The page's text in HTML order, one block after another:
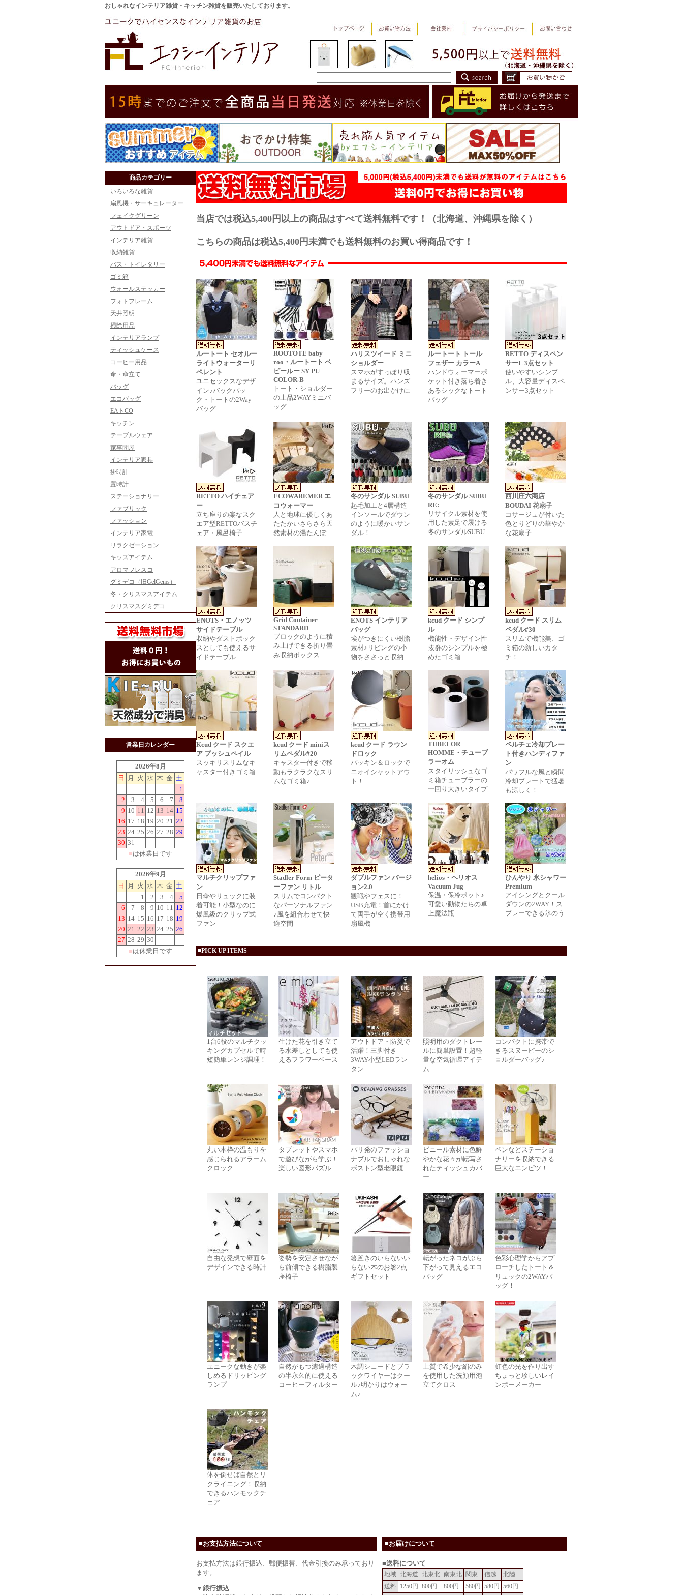
おしゃれなインテリア雑貨・キッチン雑貨を販売いたしております。
商品カテゴリー
いろいろな雑貨
扇風機・サーキュレーター
フェイクグリーン
アウトドア・スポーツ
インテリア雑貨
収納雑貨
バス・トイレタリー
ゴミ箱
ウォールステッカー
フォトフレーム
天井照明
掃除用品
インテリアランプ
ティッシュケース
コーヒー用品
傘・傘立て
バッグ
エコバッグ
EAトCO
キッチン
テーブルウェア
家事問屋
インテリア家具
掛時計
置時計
ステーショナリー
ファブリック
ファッション
インテリア家電
リラクゼーション
キッズアイテム
アロマフレスコ
グミデコ（旧GelGems）
冬・クリスマスアイテム
クリスマスグミデコ
営業日カレンダー
2026年8月
日
月 火 水 木 金 土
1
2
3 4 5 6 7
8
9 10 11 12 13 14 15
16 17 18 19 20 21 22
23 24 25 26 27 28 29
30 31
■は休業日です
2026年9月
日
月 火 水 木 金 土
1
2 3 4
5
6
7 8 9 10 11 12
13 14 15 16 17 18 19
20 21 22 23 24 25 26
27 28 29 30
■は休業日です
当店では税込5,400円以上の商品はすべて送料無料です！（北海道、沖縄県を除く）
こちらの商品は税込5,400円未満でも送料無料のお買い得商品です！
ルートート セオルー
ライトウォーターリ
ペレント
ユニセックスなデザ
イン♪バックパッ
ク・トートの2Way
バッグ
ROOTOTE baby
roo・ルートート ベ
ビールー SY PU
COLOR-B
トート・ショルダー
の上品2WAYミニバ
ッグ
ハリスツイード ミニ
ショルダー
スマホがすっぽり収
まるサイズ。ハンズ
フリーのお出かけに
ルートート トール
フェザー カラーA
ハンドウォーマーポ
ケット付き落ち着き
あるシックなトート
バッグ
RETTO ディスペン
サーL 3点セット
使いやすいシンプ
ル、大容量ディスペ
ンサー3点セット
RETTO ハイチェア
ー
立ち座りの楽なスク
エア型RETTOバスチ
ェア・風呂椅子
ECOWAREMER エ
コウォーマー
人と地球に優しくあ
たたかいさらさら天
然素材の湯たんぽ
冬のサンダル SUBU
起毛加工と4層構造
インソールでダウン
のように暖かいサン
ダル！
冬のサンダル SUBU
RE:
リサイクル素材を使
用した素足で履ける
冬のサンダルSUBU
西川庄六商店
BOUDAI 花扇子
コサージュが付いた
色とりどりの華やか
な花扇子
ENOTS・エノッツ
サイドテーブル
収納やダストボック
スとしても使えるサ
イドテーブル
Grid Container
STANDARD
ブロックのように積
み上げできる折り畳
み収納ボックス
ENOTS インテリア
バッグ
埃がつきにくい樹脂
素材♪リビングの小
物をささっと収納
kcud クード シンプ
ル
機能性・デザイン性
抜群のシンプルを極
めたゴミ箱
kcud クード スリム
ペダル#30
スリムで機能美、ゴ
ミ箱の新しいカタ
チ！
Kcud クード スクエ
ア プッシュペイル
スッキリスリムなキ
ャスター付きゴミ箱
kcud クード miniス
リムペダル#20
キャスター付きで移
動もラクラクなスリ
ムなゴミ箱♪
kcud クード ラウン
ドロック
パッキン＆ロックで
ニオイシャットアウ
ト！
TUBELOR
HOMME・チューブ
ラーオム
スタイリッシュなゴ
ミ箱チューブラーの
一回り大きいタイプ
ペルチェ冷却プレー
ト付きハンディファ
ン
パワフルな風と瞬間
冷却プレートで猛暑
も涼しく！
マルチクリップファ
ン
日傘やリュックに装
着可能！小型なのに
爆風級のクリップ式
ファン
Stadler Form ピータ
ーファン リトル
スリムでコンパクト
なパーソナルファン
♪風を組合わせて快
適空間
ダブルファン バージ
ョン2.0
観戦やフェスに！
USB充電！首にかけ
て両手が空く携帯用
扇風機
helios・ヘリオス
Vacuum Jug
保温・保冷ポット♪
可愛い動物たちの卓
上魔法瓶
ひんやり 氷シャワー
Premium
アイシングとクール
ダウンの2WAY！ス
プレーできる氷のう
■PICK UP ITEMS
1台6役のマルチクッ
キングカプセルで時
短簡単レンジ調理！
生けた花を引き立て
る水差しとしても使
えるフラワーベース
アウトドア・防災で
活躍！三脚付き
3WAY小型LEDラン
タン
照明用のダクトレー
ルに簡単設置！超軽
量な空気循環アイテ
ム
コンパクトに携帯で
きるスヌーピーのシ
ョルダーバッグ♪
丸い木枠の温もりを
感じられるアラーム
クロック
タブレットやスマホ
で遊びながら学ぶ！
楽しい図形パズル
パリ発のファッショ
ナブルでおしゃれな
ボストン型老眼鏡
ビニール素材に色鮮
やかな花々が転写さ
れたティッシュカバ
ー
ペンなどステーショ
ナリーを収納できる
巨大なエンピツ！
自由な発想で壁面を
デザインできる時計
姿勢を安定させなが
ら前傾できる樹脂製
座椅子
箸置きのいらないい
らない木のお箸2点
ギフトセット
転がったネコがぶら
下がって見えるエコ
バッグ
色彩心理学からアプ
ローチしたトート＆
リュックの2WAYバ
ッグ！
ユニークな動きが楽
しめるドリッピング
ランプ
自然がもつ濾過構造
の半永久的に使える
コーヒーフィルター
木調シェードとブラ
ックワイヤーはクー
ル♪明かりはウォー
ム♪
上質で希少な絹のみ
を使用した洗顔用泡
立てクロス
虹色の光を作り出す
ちょっと珍しいレイ
ンボーメーカー
体を倒せば自然とリ
クライニング！収納
できるハンモックチ
ェア
■お支払方法について ■お届けについて
お支払方法は銀行振込、郵便振替、代金引換のみ承っており
ます。
▼銀行振込
■送料について
地域 北海道 北東北 南東北 関東 信越
北陸
送料 1250円 800円 800円 580円 580円 560円